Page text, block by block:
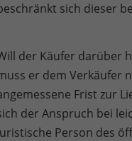
sich dieser
der Käufer darüber
er dem Verkäufer
Frist zur
der Anspruch bei
Person des